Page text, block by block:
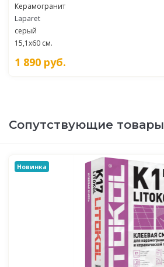
Керамогранит
Laparet
серый
15,1x60 см.
1 890 руб.
Сопутствующие товары
Новинка